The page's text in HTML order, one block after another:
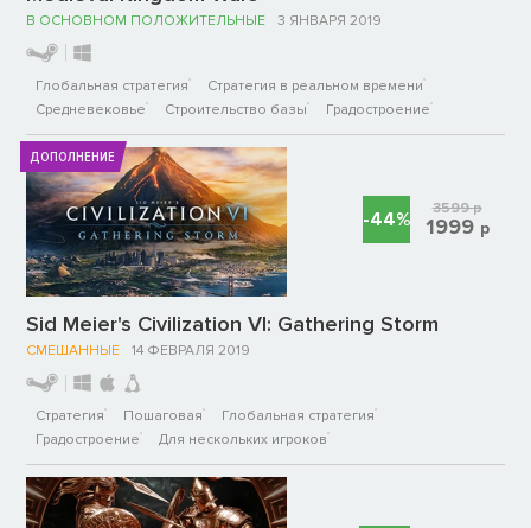
В ОСНОВНОМ ПОЛОЖИТЕЛЬНЫЕ 3 ЯНВАРЯ 2019
Глобальная стратегия
Стратегия в реальном времени
Средневековье
Строительство базы Градостроение
ДОПОЛНЕНИЕ
Sid Meier's Civilization VI: Gathering Storm
СМЕШАННЫЕ 14 ФЕВРАЛЯ 2019
Стратегия Пошаговая
Глобальная стратегия
Градостроение
Для нескольких игроков
-44% 3599р
1999 р